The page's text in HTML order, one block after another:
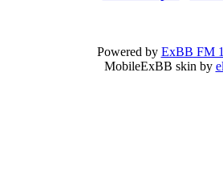
Powered by ExBB FM
MobileExBB skin by